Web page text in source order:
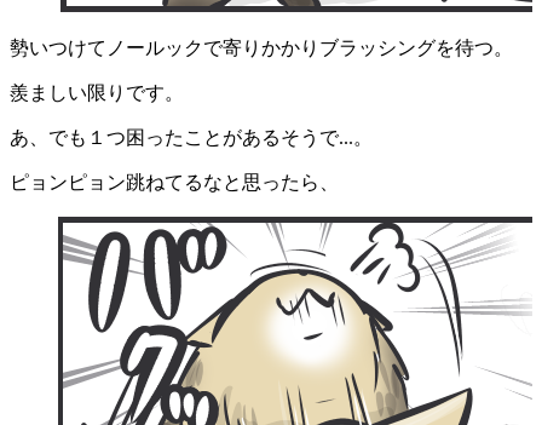
勢いつけてノールックで寄りかかりブラッシングを待つ。
羨ましい限りです。
あ、でも１つ困ったことがあるそうで...。
ピョンピョン跳ねてるなと思ったら、